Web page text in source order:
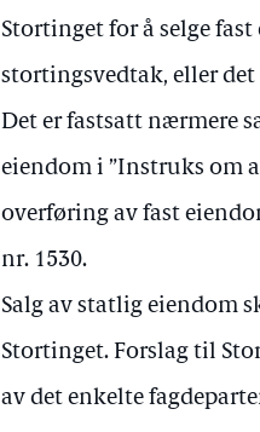
Stortinget for å selge
stortingsvedtak, eller
Det er fastsatt nærmere
eiendom i ”Instruks om
overføring av fast
nr. 1530.
Salg av statlig eiendom
Stortinget. Forslag til
av det enkelte